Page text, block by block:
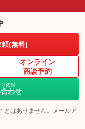
なし
(無料)
オンライン
商談予約
依頼
わせ
とはありません。メールア